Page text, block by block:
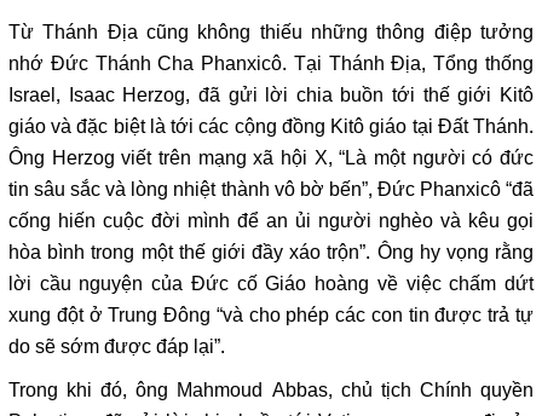
Từ Thánh Địa cũng không thiếu những thông điệp tưởng
nhớ Đức Thánh Cha Phanxicô. Tại Thánh Địa, Tổng thống
Israel, Isaac Herzog, đã gửi lời chia buồn tới thế giới Kitô
giáo và đặc biệt là tới các cộng đồng Kitô giáo tại Đất Thánh.
Ông Herzog viết trên mạng xã hội X, “Là một người có đức
tin sâu sắc và lòng nhiệt thành vô bờ bến”, Đức Phanxicô “đã
cống hiến cuộc đời mình để an ủi người nghèo và kêu gọi
hòa bình trong một thế giới đầy xáo trộn”. Ông hy vọng rằng
lời cầu nguyện của Đức cố Giáo hoàng về việc chấm dứt
xung đột ở Trung Đông “và cho phép các con tin được trả tự
do sẽ sớm được đáp lại”.
Trong khi đó, ông Mahmoud Abbas, chủ tịch Chính quyền